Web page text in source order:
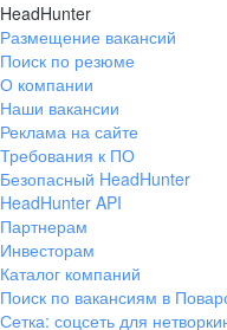
HeadHunter
Размещение вакансий
Поиск по резюме
О компании
Наши вакансии
Реклама на сайте
Требования к ПО
Безопасный HeadHunter
HeadHunter API
Партнерам
Инвесторам
Каталог компаний
Поиск по вакансиям в
Сетка: соцсеть для